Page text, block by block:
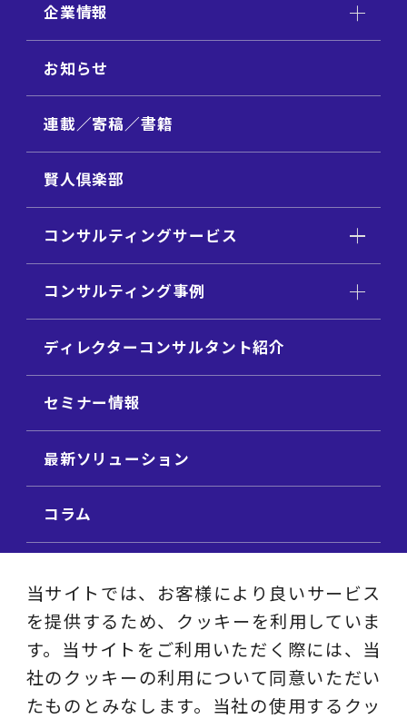
企業情報
お知らせ
連載／寄稿／書籍
賢人倶楽部
コンサルティングサービス
コンサルティング事例
ディレクターコンサルタント紹介
セミナー情報
最新ソリューション
コラム
ビジネステーマ解説集
動画ライブラリ
当サイトでは、お客様により良いサービス
を提供するため、クッキーを利用していま
す。当サイトをご利用いただく際には、当
社のクッキーの利用について同意いただい
たものとみなします。当社の使用するクッ